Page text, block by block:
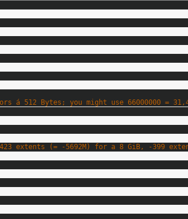
á 512 Bytes; you might use 66000000 =
extents (= -5692M) for a 8 GiB, -399